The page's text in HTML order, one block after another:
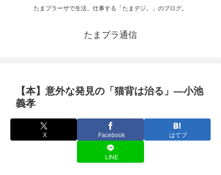
たまプラーザで生活、仕事する「たまデジ。」のブログ。
たまプラ通信
【本】意外な発見の「猫背は治る」—小池
義孝
X Facebook はてブ
LINE